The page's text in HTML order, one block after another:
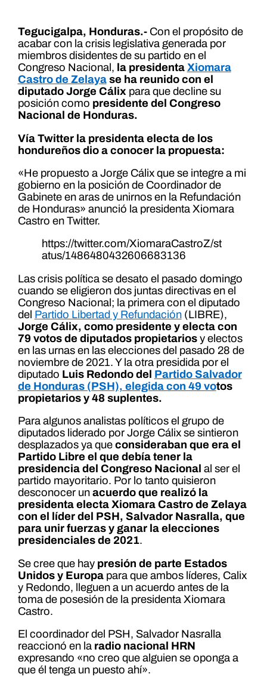
Tegucigalpa, Honduras.- Con el propósito de
acabar con la crisis legislativa generada por
miembros disidentes de su partido en el
Congreso Nacional, la presidenta Xiomara
Castro de Zelayase ha reunido con el
diputado Jorge Cálix para que decline su
posición como presidente del Congreso
Nacional de Honduras.
Vía Twitter la presidenta electa de los
hondureños dio a conocer la propuesta:
«He propuesto a Jorge Cálix que se integre a mi
gobierno en la posición de Coordinador de
Gabinete en aras de unirnos en la Refundación
de Honduras» anunció la presidenta Xiomara
Castro en Twitter.
https://twitter.com/XiomaraCastroZ/st
atus/1486480432606683136
Las crisis política se desato el pasado domingo
cuando se eligieron dos juntas directivas en el
Congreso Nacional; la primera con el diputado
del Partido Libertad y Refundación(LIBRE),
Jorge Cálix, como presidente y electa con
79 votos de diputados propietariosy electos
en las urnas en las elecciones del pasado 28 de
noviembre de 2021. Y la otra presidida por el
diputado Luis Redondo del Partido Salvador
de Honduras (PSH), elegida con 49 votos
propietarios y 48 suplentes.
Para algunos analistas políticos el grupo de
diputados liderado por Jorge Cálix se sintieron
desplazados ya que consideraban que era el
Partido Libre el que debía tener la
presidencia del Congreso Nacional al ser el
partido mayoritario. Por lo tanto quisieron
desconocer un acuerdo que realizó la
presidenta electa Xiomara Castro de Zelaya
con el líder del PSH, Salvador Nasralla, que
para unir fuerzas y ganar la elecciones
presidenciales de 2021.
Se cree que hay presión de parte Estados
Unidos y Europapara que ambos líderes, Calix
y Redondo, lleguen a un acuerdo antes de la
toma de posesión de la presidenta Xiomara
Castro.
El coordinador del PSH, Salvador Nasralla
reaccionó en laradio nacional HRN
expresando «no creo que alguien se oponga a
que él tenga un puesto ahí».